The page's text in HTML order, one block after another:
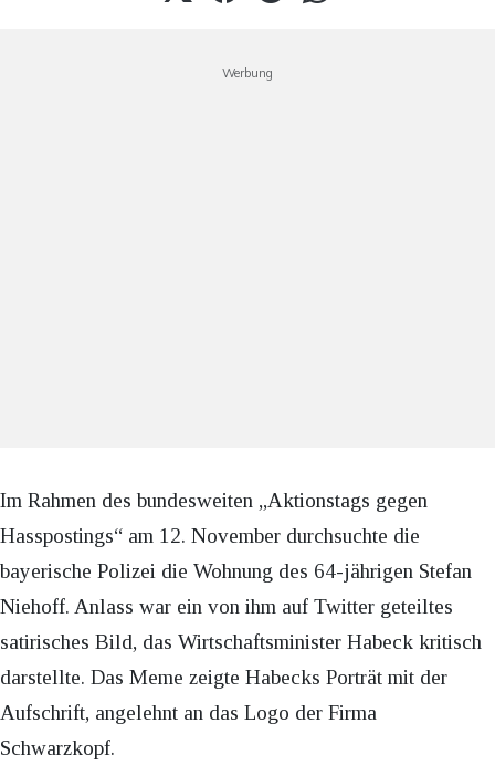
Werbung
Im Rahmen des bundesweiten „Aktionstags gegen
Hasspostings“ am 12. November durchsuchte die
bayerische Polizei die Wohnung des 64-jährigen Stefan
Niehoff. Anlass war ein von ihm auf Twitter geteiltes
satirisches Bild, das Wirtschaftsminister Habeck kritisch
darstellte. Das Meme zeigte Habecks Porträt mit der
Aufschrift, angelehnt an das Logo der Firma
Schwarzkopf.